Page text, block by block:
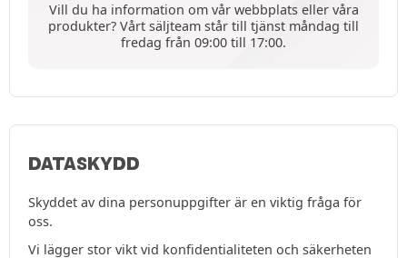
Vill du ha information om vår webbplats eller våra
produkter? Vårt säljteam står till tjänst måndag till
fredag från 09:00 till 17:00.
DATASKYDD
Skyddet av dina personuppgifter är en viktig fråga för
oss.
Vi lägger stor vikt vid konfidentialiteten och säkerheten